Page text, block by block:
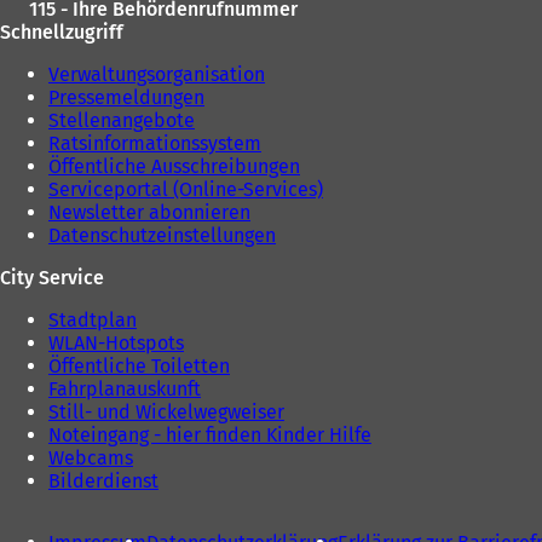
115 - Ihre Behördenrufnummer
Schnellzugriff
Verwaltungsorganisation
Pressemeldungen
Stellenangebote
Ratsinformationssystem
Öffentliche Ausschreibungen
Serviceportal (Online-Services)
Newsletter abonnieren
Datenschutzeinstellungen
City Service
Stadtplan
WLAN-Hotspots
Öffentliche Toiletten
Fahrplanauskunft
Still- und Wickelwegweiser
Noteingang - hier finden Kinder Hilfe
Webcams
Bilderdienst